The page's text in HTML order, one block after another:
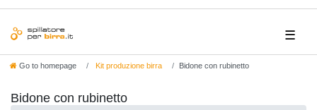
☰
Go to homepage Kit produzione birra Bidone con rubinetto
Bidone con rubinetto